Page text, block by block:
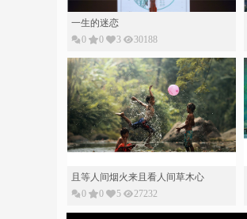
一生的迷恋
0
0 3 30188
且等人间烟火来且看人间草木心
0
0 5 27232